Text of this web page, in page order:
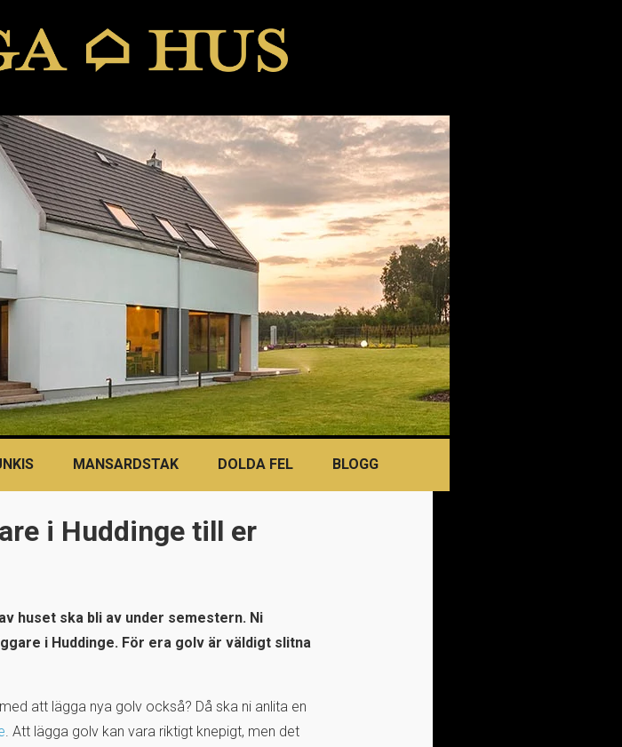
MANSARDSTAK DOLDA FEL BLOGG
i Huddinge till er
huset ska bli av under semestern. Ni
i Huddinge. För era golv är väldigt slitna
att lägga nya golv också? Då ska ni anlita en
. Att lägga golv kan vara riktigt knepigt, men det